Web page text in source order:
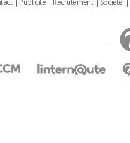
Publicité Recrutement Societé